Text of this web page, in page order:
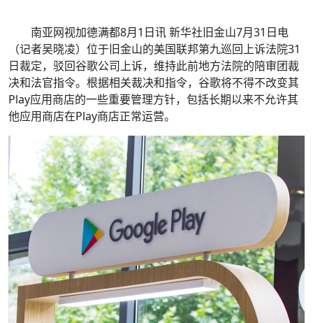
南亚网视加德满都8月1日讯 新华社旧金山7月31日电
（记者吴晓凌）位于旧金山的美国联邦第九巡回上诉法院31
日裁定，驳回谷歌公司上诉，维持此前地方法院的陪审团裁
决和法官指令。根据相关裁决和指令，谷歌将不得不改变其
Play应用商店的一些重要管理方针，包括长期以来不允许其
他应用商店在Play商店正常运营。